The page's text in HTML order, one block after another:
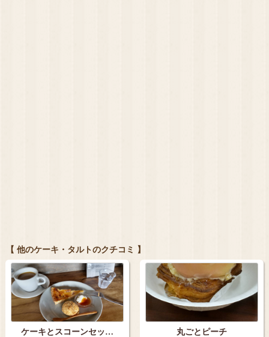
【 他のケーキ・タルトのクチコミ 】
ケーキとスコーンセッ… 丸ごとピーチ